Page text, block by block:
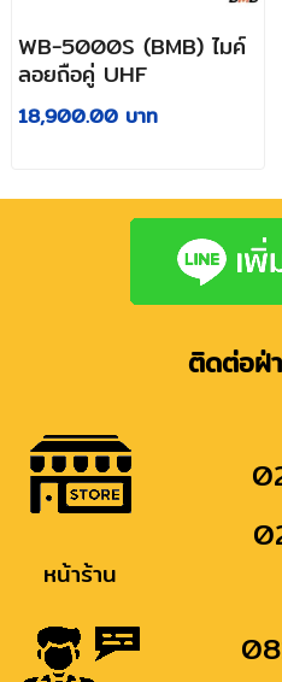
WB-5000S (BMB) ไมค์
ลอยถือคู่ UHF
18,900.00 บาท
ติดต่อฝ่
หน้าร้าน